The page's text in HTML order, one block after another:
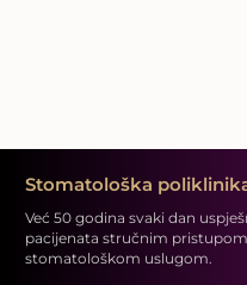
Stomatološka
Već 50 godina svaki dan
pacijenata stručnim
stomatološkom uslugom.